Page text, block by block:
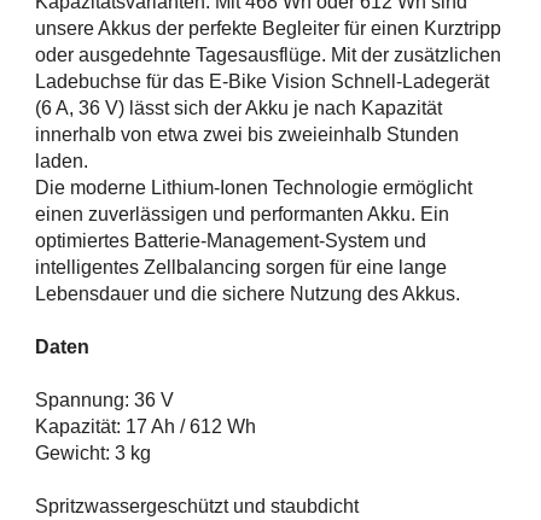
unsere Akkus der perfekte Begleiter für einen Kurztripp
oder ausgedehnte Tagesausflüge. Mit der zusätzlichen
Ladebuchse für das E-Bike Vision Schnell-Ladegerät
(6 A, 36 V) lässt sich der Akku je nach Kapazität
innerhalb von etwa zwei bis zweieinhalb Stunden
laden.
Die moderne Lithium-Ionen Technologie ermöglicht
einen zuverlässigen und performanten Akku. Ein
optimiertes Batterie-Management-System und
intelligentes Zellbalancing sorgen für eine lange
Lebensdauer und die sichere Nutzung des Akkus.
Daten
Spannung: 36 V
Kapazität: 17 Ah / 612 Wh
Gewicht: 3 kg
Spritzwassergeschützt und staubdicht